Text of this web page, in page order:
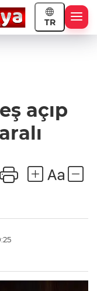
TR
açıp